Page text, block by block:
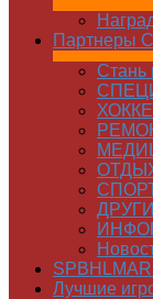
Партнеры
Стань
Лучшие